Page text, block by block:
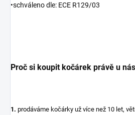
•schváleno dle: ECE R129/03
Proč si koupit kočárek právě u
1. prodáváme kočárky už více než 10 let,